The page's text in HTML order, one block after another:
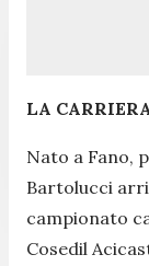
LA
Nato a Fano,
Bartolucci
campionato
Cosedil